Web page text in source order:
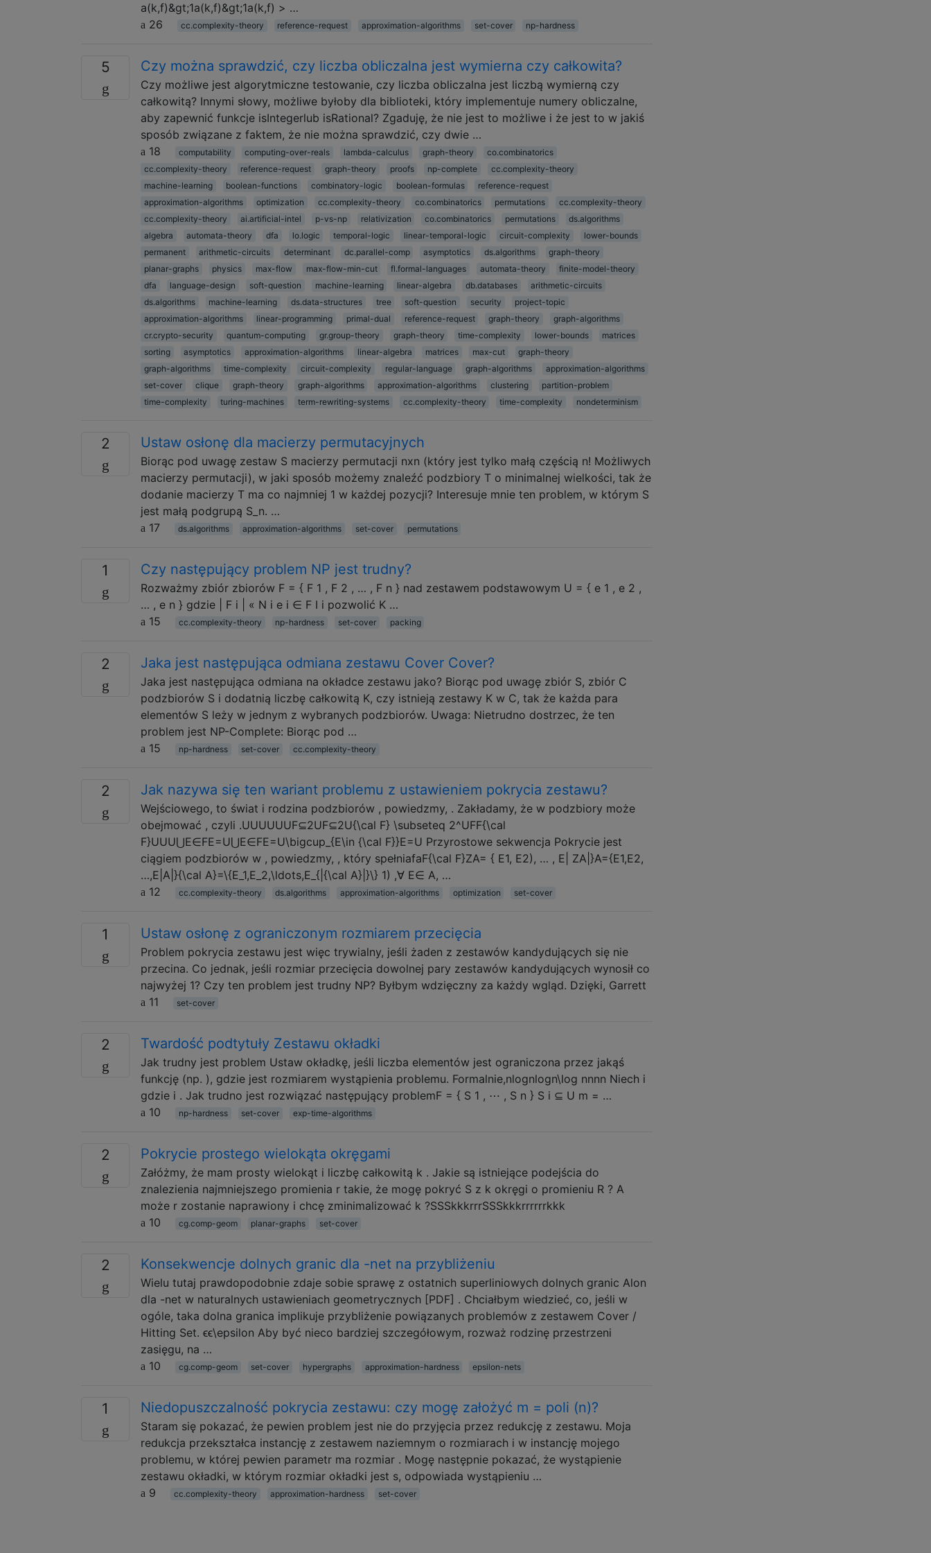
a(k,f)&gt;1a(k,f)&gt;1a(k,f) > …
26
cc.complexity-theory reference-request approximation-algorithms set-cover np-hardness
5 Czy można sprawdzić, czy liczba obliczalna jest wymierna czy całkowita?
Czy możliwe jest algorytmiczne testowanie, czy liczba obliczalna jest liczbą wymierną czy
całkowitą? Innymi słowy, możliwe byłoby dla biblioteki, który implementuje numery obliczalne,
aby zapewnić funkcje isIntegerlub isRational? Zgaduję, że nie jest to możliwe i że jest to w jakiś
sposób związane z faktem, że nie można sprawdzić, czy dwie …
18
computability computing-over-reals lambda-calculus graph-theory
co.combinatorics
cc.complexity-theory
reference-request graph-theory proofs np-complete
cc.complexity-theory
machine-learning
boolean-functions combinatory-logic boolean-formulas
reference-request
approximation-algorithms
optimization cc.complexity-theory co.combinatorics permutations
cc.complexity-theory
cc.complexity-theory
ai.artificial-intel p-vs-np relativization co.combinatorics permutations
ds.algorithms
algebra
automata-theory dfa lo.logic temporal-logic linear-temporal-logic circuit-complexity
lower-bounds
permanent
arithmetic-circuits determinant dc.parallel-comp asymptotics ds.algorithms
graph-theory
planar-graphs
physics max-flow max-flow-min-cut fl.formal-languages automata-theory
finite-model-theory
dfa
language-design soft-question machine-learning linear-algebra db.databases
arithmetic-circuits
ds.algorithms
machine-learning ds.data-structures tree soft-question security
project-topic
approximation-algorithms
linear-programming primal-dual reference-request graph-theory
graph-algorithms
cr.crypto-security
quantum-computing gr.group-theory graph-theory time-complexity lower-bounds
matrices
sorting
asymptotics approximation-algorithms linear-algebra matrices max-cut
graph-theory
graph-algorithms
time-complexity circuit-complexity regular-language graph-algorithms
approximation-algorithms
set-cover
clique graph-theory graph-algorithms approximation-algorithms clustering
partition-problem
time-complexity
turing-machines term-rewriting-systems cc.complexity-theory time-complexity nondeterminism
2 Ustaw osłonę dla macierzy permutacyjnych
Biorąc pod uwagę zestaw S macierzy permutacji nxn (który jest tylko małą częścią n! Możliwych
macierzy permutacji), w jaki sposób możemy znaleźć podzbiory T o minimalnej wielkości, tak że
dodanie macierzy T ma co najmniej 1 w każdej pozycji? Interesuje mnie ten problem, w którym S
jest małą podgrupą S_n. …
17
ds.algorithms approximation-algorithms set-cover permutations
1 Czy następujący problem NP jest trudny?
Rozważmy zbiór zbiorów F = { F 1 , F 2 , … , F n } nad zestawem podstawowym U = { e 1 , e 2 ,
… , e n } gdzie | F i | « N i e i ∈ F I i pozwolić K …
15
cc.complexity-theory np-hardness set-cover packing
2 Jaka jest następująca odmiana zestawu Cover Cover?
Jaka jest następująca odmiana na okładce zestawu jako? Biorąc pod uwagę zbiór S, zbiór C
podzbiorów S i dodatnią liczbę całkowitą K, czy istnieją zestawy K w C, tak że każda para
elementów S leży w jednym z wybranych podzbiorów. Uwaga: Nietrudno dostrzec, że ten
problem jest NP-Complete: Biorąc pod …
15
np-hardness set-cover cc.complexity-theory
2 Jak nazywa się ten wariant problemu z ustawieniem pokrycia zestawu?
Wejściowego, to świat i rodzina podzbiorów , powiedzmy, . Zakładamy, że w podzbiory może
obejmować , czyli .UUUUUUF⊆2UF⊆2U{\cal F} \subseteq 2^UFF{\cal
F}UUU⋃E∈FE=U⋃E∈FE=U\bigcup_{E\in {\cal F}}E=U Przyrostowe sekwencja Pokrycie jest
ciągiem podzbiorów w , powiedzmy, , który spełniafaF{\cal F}ZA= { E1, E2), … , E| ZA|}A={E1,E2,
…,E|A|}{\cal A}=\{E_1,E_2,\ldots,E_{|{\cal A}|}\} 1) ,∀ E∈ A, …
12
cc.complexity-theory ds.algorithms approximation-algorithms optimization set-cover
1 Ustaw osłonę z ograniczonym rozmiarem przecięcia
Problem pokrycia zestawu jest więc trywialny, jeśli żaden z zestawów kandydujących się nie
przecina. Co jednak, jeśli rozmiar przecięcia dowolnej pary zestawów kandydujących wynosił co
najwyżej 1? Czy ten problem jest trudny NP? Byłbym wdzięczny za każdy wgląd. Dzięki, Garrett
11
set-cover
2 Twardość podtytuły Zestawu okładki
Jak trudny jest problem Ustaw okładkę, jeśli liczba elementów jest ograniczona przez jakąś
funkcję (np. ), gdzie jest rozmiarem wystąpienia problemu. Formalnie,nlognlog⁡n\log nnnn Niech i
gdzie i . Jak trudno jest rozwiązać następujący problemF = { S 1 , ⋯ , S n } S i ⊆ U m = …
10
np-hardness set-cover exp-time-algorithms
2 Pokrycie prostego wielokąta okręgami
Załóżmy, że mam prosty wielokąt i liczbę całkowitą k . Jakie są istniejące podejścia do
znalezienia najmniejszego promienia r takie, że mogę pokryć S z k okręgi o promieniu R ? A
może r zostanie naprawiony i chcę zminimalizować k ?SSSkkkrrrSSSkkkrrrrrrkkk
10
cg.comp-geom planar-graphs set-cover
2 Konsekwencje dolnych granic dla -net na przybliżeniu
Wielu tutaj prawdopodobnie zdaje sobie sprawę z ostatnich superliniowych dolnych granic Alon
dla -net w naturalnych ustawieniach geometrycznych [PDF] . Chciałbym wiedzieć, co, jeśli w
ogóle, taka dolna granica implikuje przybliżenie powiązanych problemów z zestawem Cover /
Hitting Set. ϵϵ\epsilon Aby być nieco bardziej szczegółowym, rozważ rodzinę przestrzeni
zasięgu, na …
10
cg.comp-geom set-cover hypergraphs approximation-hardness epsilon-nets
1 Niedopuszczalność pokrycia zestawu: czy mogę założyć m = poli (n)?
Staram się pokazać, że pewien problem jest nie do przyjęcia przez redukcję z zestawu. Moja
redukcja przekształca instancję z zestawem naziemnym o rozmiarach i w instancję mojego
problemu, w której pewien parametr ma rozmiar . Mogę następnie pokazać, że wystąpienie
zestawu okładki, w którym rozmiar okładki jest s, odpowiada wystąpieniu …
9
cc.complexity-theory approximation-hardness set-cover